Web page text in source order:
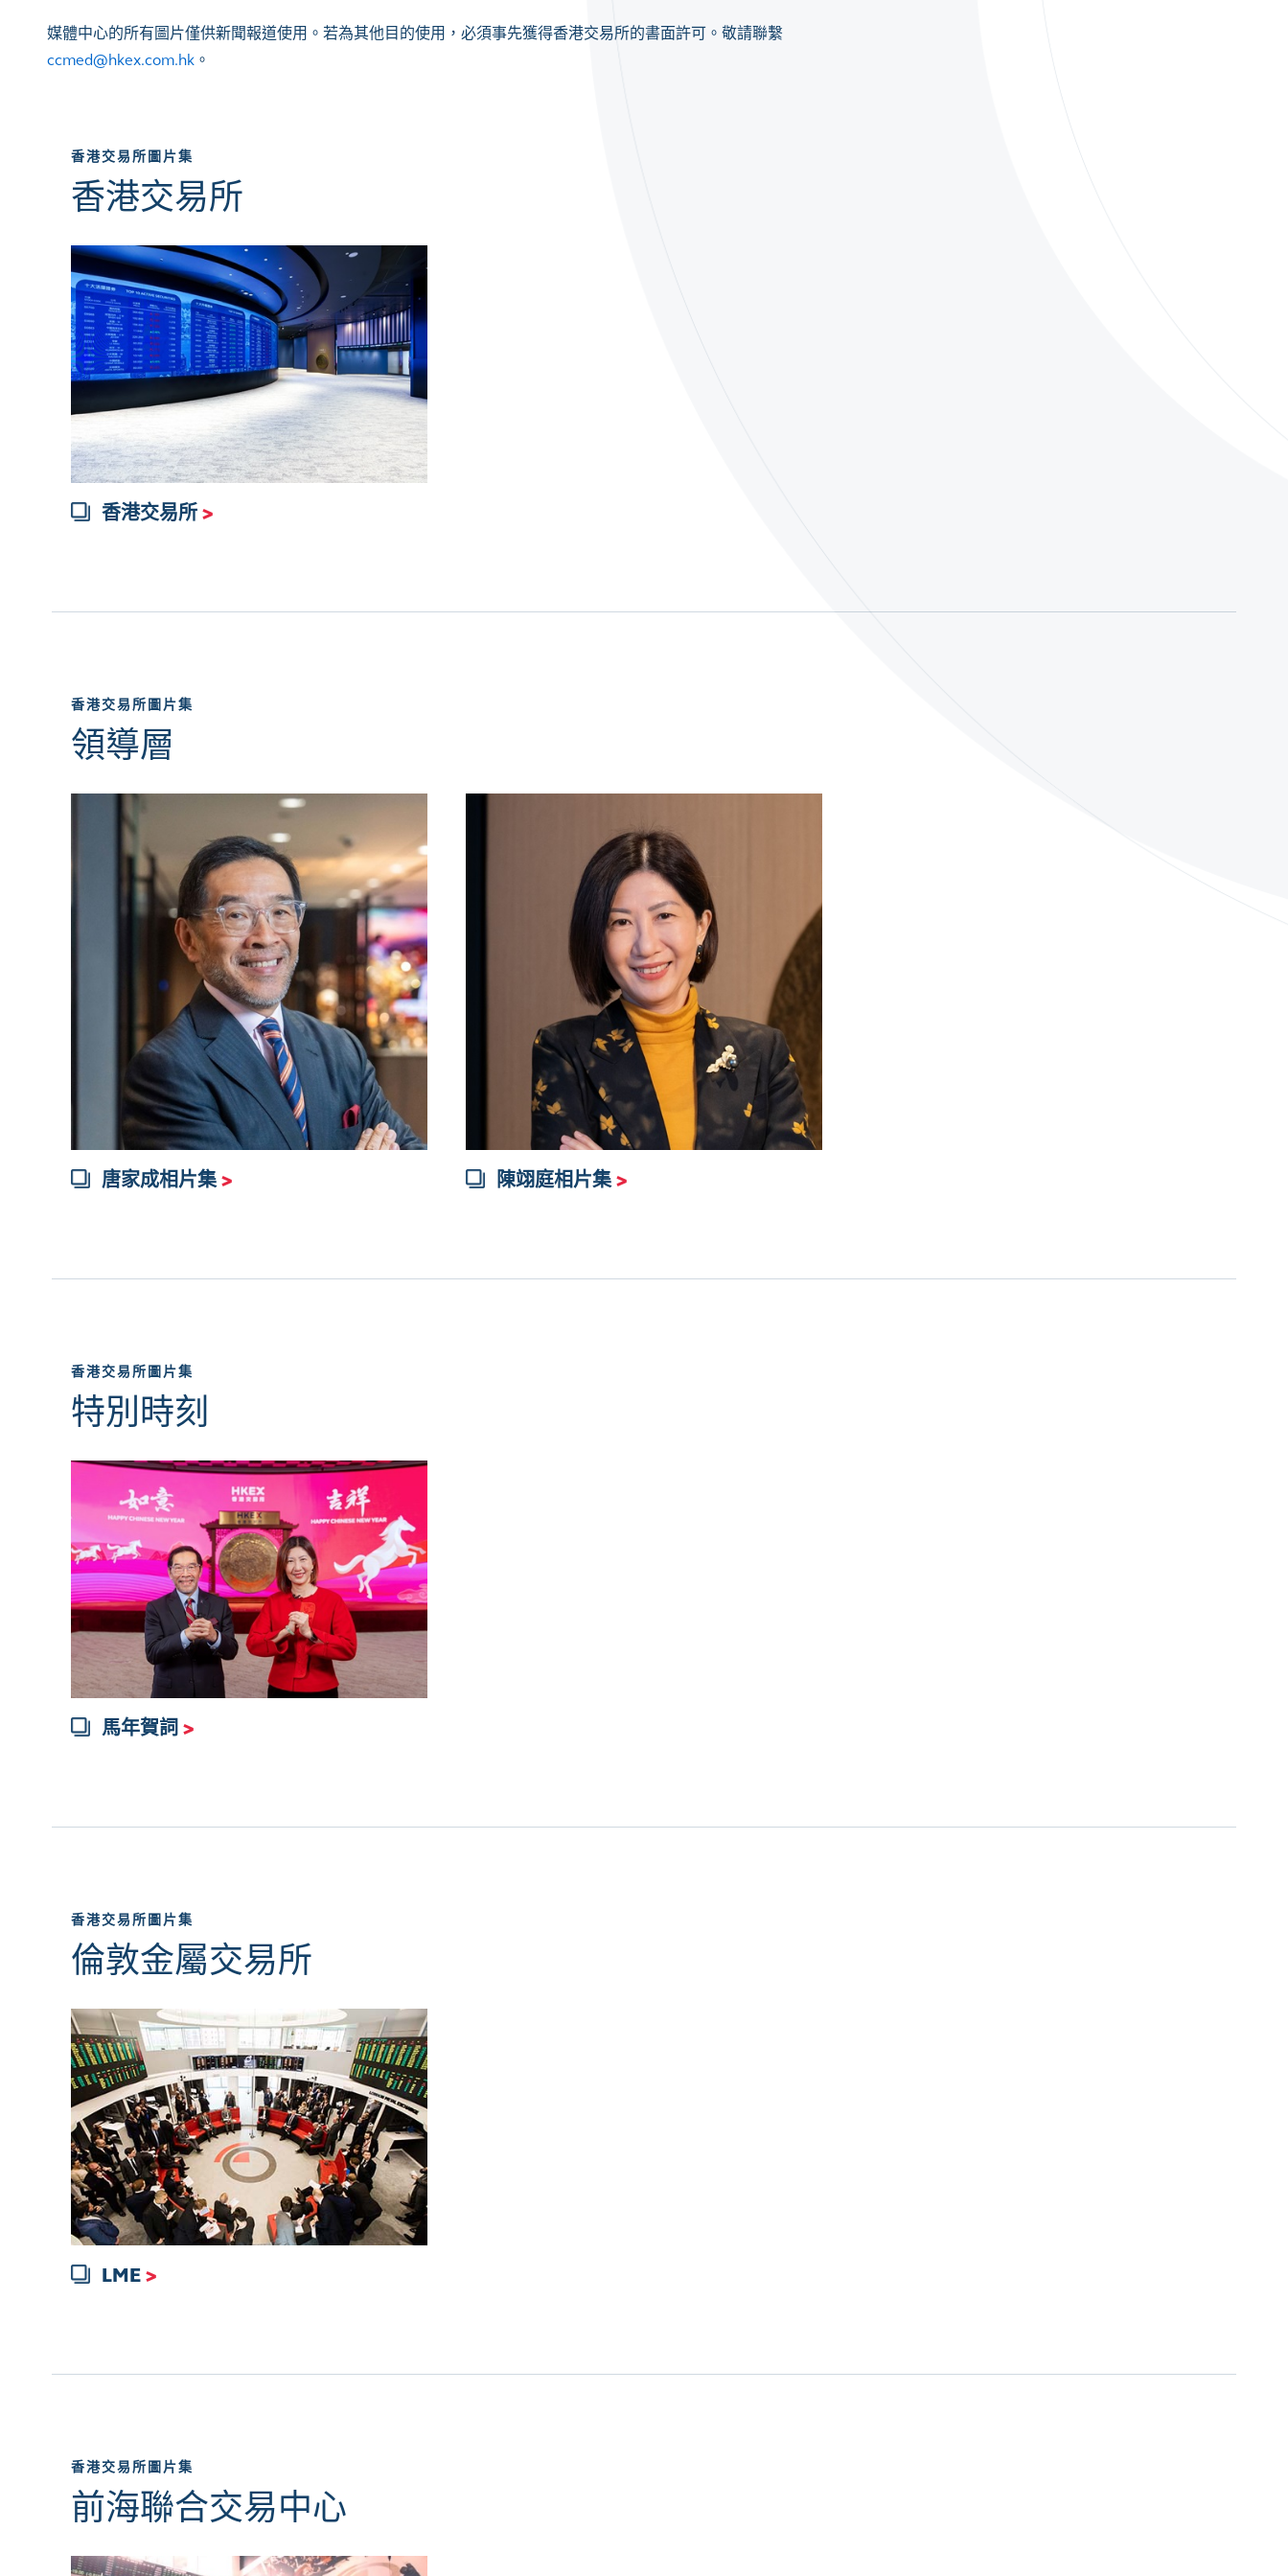
媒體中心的所有圖片僅供新聞報道使用。若為其他目的使用，必須事先獲得香港交易所的書面許可。敬請聯繫
ccmed@hkex.com.hk 。
香港交易所圖片集
香港交易所
香港交易所 >
香港交易所圖片集
領導層
唐家成相片集> 陳翊庭相片集>
香港交易所圖片集
特別時刻
馬年賀詞 >
香港交易所圖片集
倫敦金屬交易所
LME >
香港交易所圖片集
前海聯合交易中心